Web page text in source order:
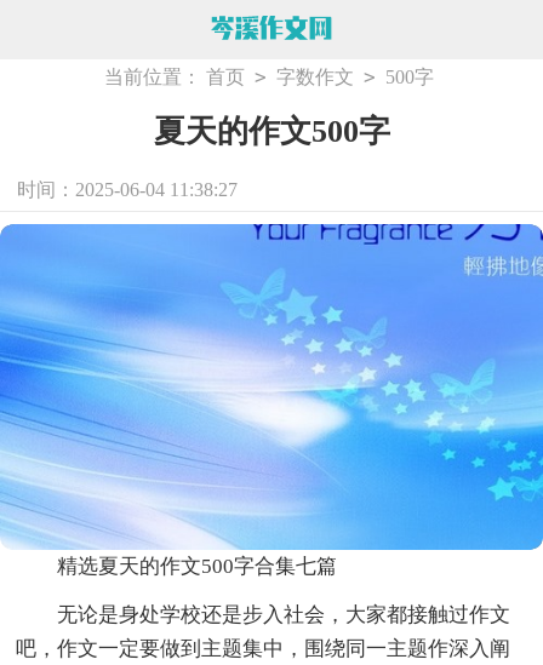
当前位置： 首页 > 字数作文 > 500字
夏天的作文500字
时间：2025-06-04 11:38:27
精选夏天的作文500字合集七篇
无论是身处学校还是步入社会，大家都接触过作文
吧，作文一定要做到主题集中，围绕同一主题作深入阐